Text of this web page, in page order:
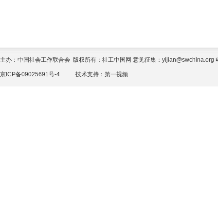
主办：中国社会工作联合会 版权所有：社工中国网 意见征集：yijian@swchina.org
京ICP备09025691号-4 技术支持： 第一视频